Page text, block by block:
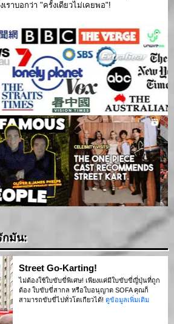
เราบอกว่า "ครั้งเดียวไม่เคยพอ"!
กมัน:
Street Go-Karting!
ไม่ต้องใช้ใบขับขี่พิเศษ! เพียงแค่มีใบขับขี่ญี่ปุ่นที่ถูก
ต้อง ใบขับขี่สากล หรือใบอนุญาต SOFA คุณก็
สามารถขับขี่ไปทั่วโตเกียวได้! ดูข้อมูลเพิ่มเติม